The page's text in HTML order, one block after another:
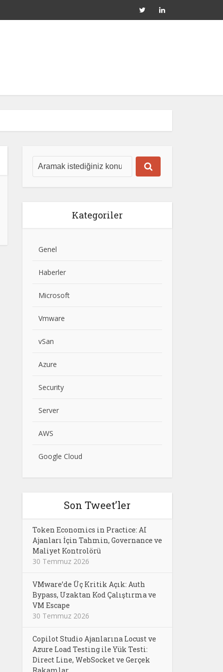
Kategoriler
Genel
Haberler
Microsoft
Vmware
vSan
Azure
Security
Server
AWS
Google Cloud
Son Tweet’ler
Token Economics in Practice: AI
Ajanları İçin Tahmin, Governance ve
Maliyet Kontrolörü
30 Temmuz 2026
VMware’de Üç Kritik Açık: Auth
Bypass, Uzaktan Kod Çalıştırma ve
VM Escape
30 Temmuz 2026
Copilot Studio Ajanlarına Locust ve
Azure Load Testing ile Yük Testi:
Direct Line, WebSocket ve Gerçek